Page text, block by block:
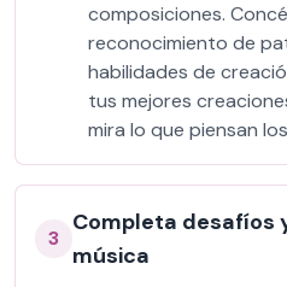
composiciones.
reconocimiento de
habilidades de
tus mejores
mira lo que piensan
3
Completa desafíos
música